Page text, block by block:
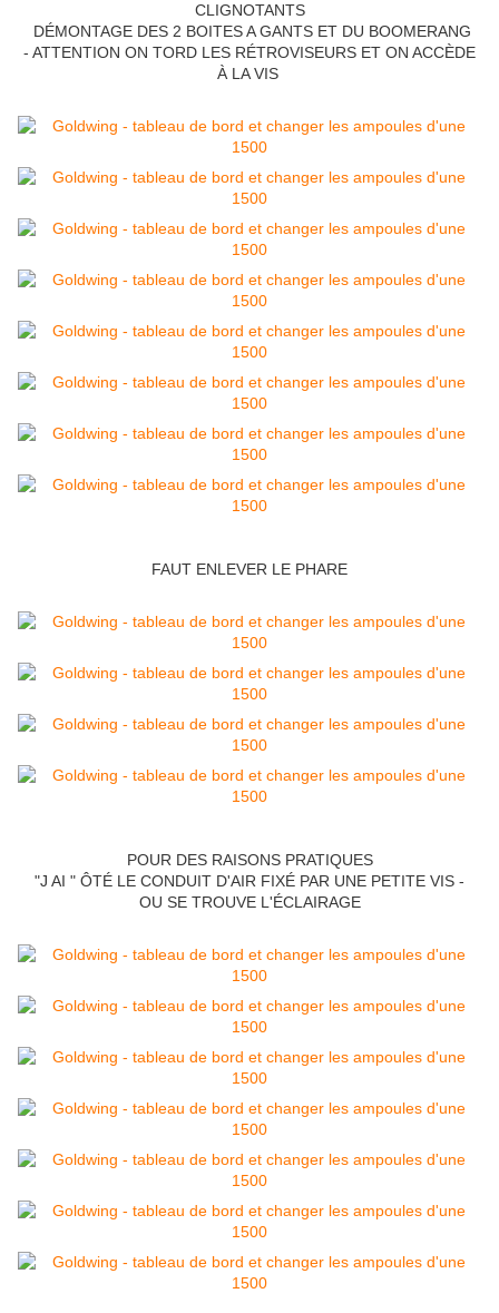
CLIGNOTANTS
DÉMONTAGE DES 2 BOITES A GANTS ET DU BOOMERANG
- ATTENTION ON TORD LES RÉTROVISEURS ET ON ACCÈDE
À LA VIS
FAUT ENLEVER LE PHARE
POUR DES RAISONS PRATIQUES
"J AI " ÔTÉ LE CONDUIT D'AIR FIXÉ PAR UNE PETITE VIS -
OU SE TROUVE L'ÉCLAIRAGE